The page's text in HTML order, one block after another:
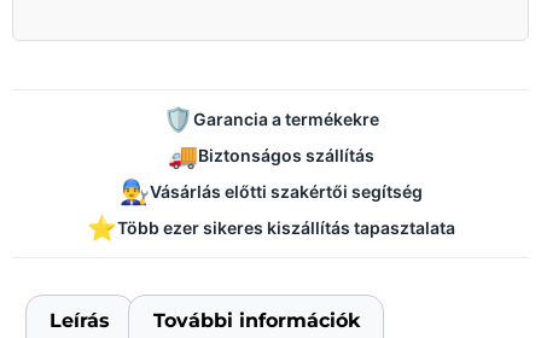
🛡️Garancia a termékekre
🚚Biztonságos szállítás
👨‍🔧Vásárlás előtti szakértői segítség
⭐Több ezer sikeres kiszállítás tapasztalata
Leírás További információk